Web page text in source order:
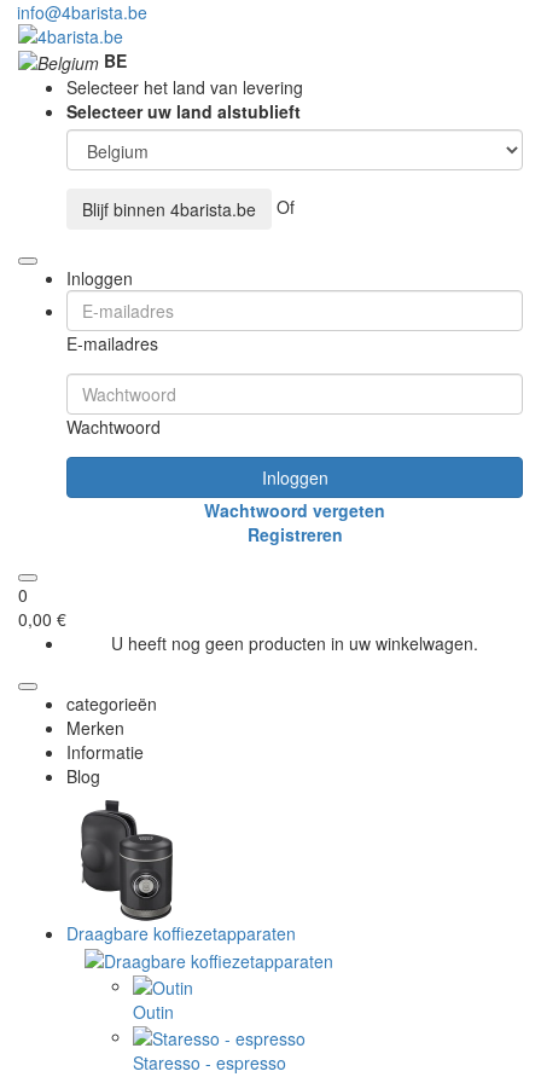
info@4barista.be
BE
Selecteer het land van levering
Selecteer uw land alstublieft
Blijf binnen 4barista.be Of
Inloggen
E-mailadres
Wachtwoord
Inloggen
Wachtwoord vergeten
Registreren
0
0,00 €
U heeft nog geen producten in uw winkelwagen.
categorieën
Merken
Informatie
Blog
Draagbare koffiezetapparaten
Outin
Staresso - espresso